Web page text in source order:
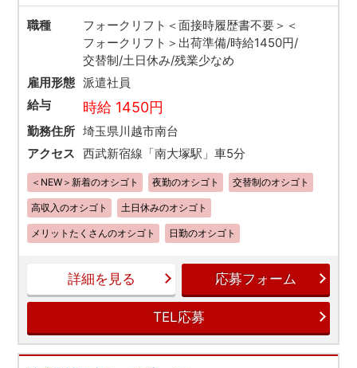
職種
フォークリフト＜面接時履歴書不要＞＜
フォークリフト＞出荷準備/時給1450円/
交替制/土日休み/残業少なめ
雇用形態 派遣社員
給与
時給 1450円
勤務住所 埼玉県川越市南台
アクセス
西武新宿線「南大塚駅」車5分
＜NEW＞新着のオシゴト 夜勤のオシゴト 交替制のオシゴト
高収入のオシゴト 土日休みのオシゴト
メリットたくさんのオシゴト 日勤のオシゴト
詳細を見る 応募フォーム
TEL応募